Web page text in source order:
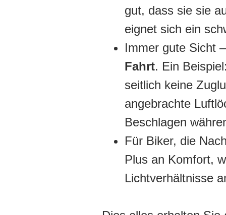
gut, dass sie sie
eignet sich ein
Immer gute Sicht
Fahrt. Ein
seitlich keine
angebrachte
Beschlagen
Für Biker, die
Plus an Komfort,
Lichtverhältnisse